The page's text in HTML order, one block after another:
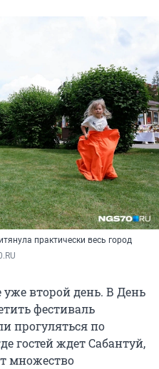
практически весь город
уже второй день. В День
фестиваль
прогуляться по
гостей ждет Сабантуй,
множество